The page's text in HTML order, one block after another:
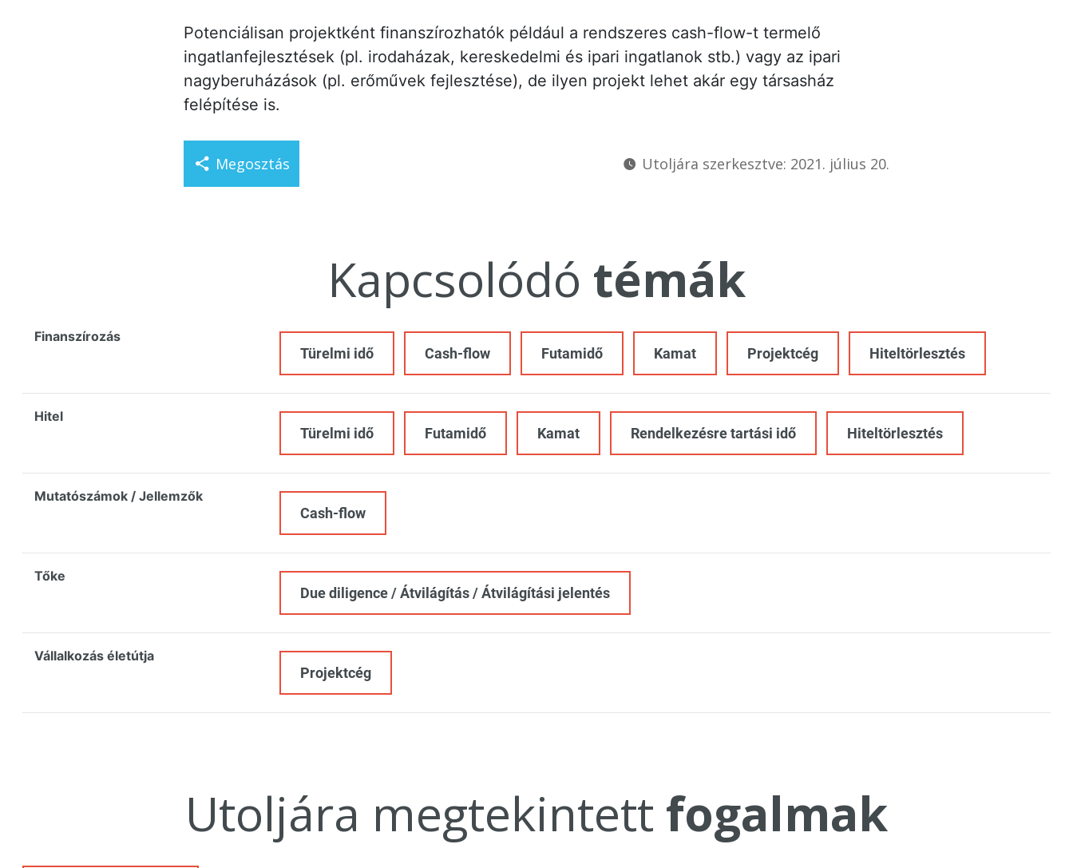
Potenciálisan projektként finanszírozhatók például a rendszeres cash-flow-t termelő
ingatlanfejlesztések (pl. irodaházak, kereskedelmi és ipari ingatlanok stb.) vagy az ipari
nagyberuházások (pl. erőművek fejlesztése), de ilyen projekt lehet akár egy társasház
felépítése is.
Megosztás Utoljára szerkesztve: 2021. július 20.
Kapcsolódó témák
Finanszírozás
Türelmi idő Cash-flow Futamidő Kamat Projektcég Hiteltörlesztés
Hitel
Türelmi idő Futamidő Kamat Rendelkezésre tartási idő Hiteltörlesztés
Mutatószámok / Jellemzők
Cash-flow
Tőke
Due diligence / Átvilágítás / Átvilágítási jelentés
Vállalkozás életútja
Projektcég
Utoljára megtekintett fogalmak